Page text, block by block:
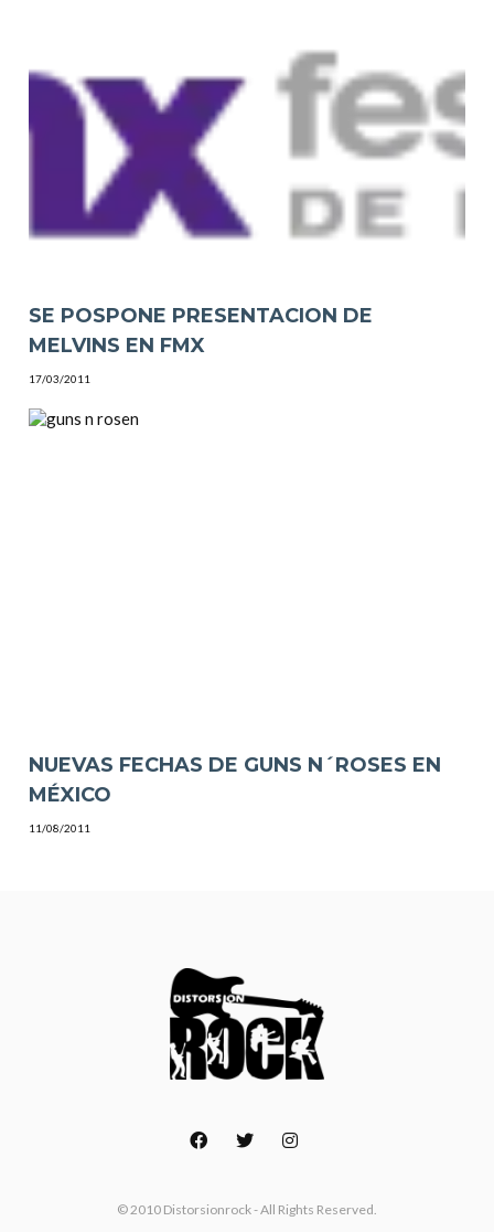
SE POSPONE PRESENTACION DE
MELVINS EN FMX
17/03/2011
NUEVAS FECHAS DE GUNS N´ROSES EN
MÉXICO
11/08/2011
© 2010 Distorsionrock - All Rights Reserved.